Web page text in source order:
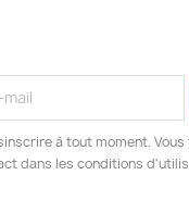
à tout moment.
dans les conditions